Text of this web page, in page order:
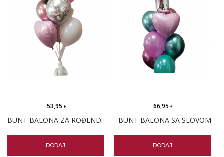
BUNT BALONA ZA ROĐENDAN SA SRCIMA
53,95 €
DODAJ
BUNT BALONA SA SLOVOM
66,95€
DODAJ